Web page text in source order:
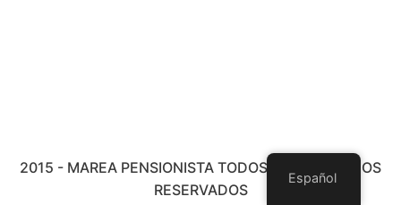
2015 - MAREA PENSIONISTA TODOS LOS DERECHOS
RESERVADOS
Español